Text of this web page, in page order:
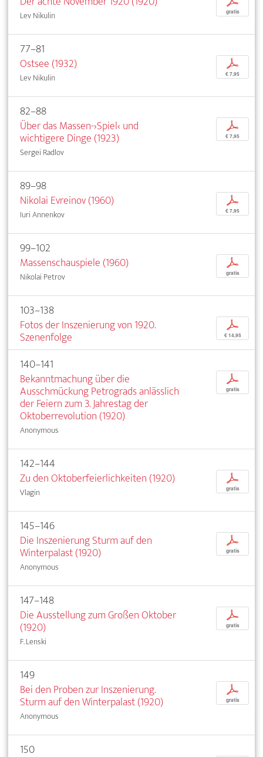
Lev Nikulin gratis
77–81
Ostsee (1932)
Lev Nikulin
p
€ 7,95
82–88
Über das Massen-›Spiel‹ und
wichtigere Dinge (1923)
Sergei Radlov
p
€ 7,95
89–98
Nikolai Evreinov (1960)
Iuri Annenkov
p
€ 7,95
99–102
Massenschauspiele (1960)
Nikolai Petrov
p
gratis
103–138
Fotos der Inszenierung von 1920.
Szenenfolge
p
€ 14,95
140–141
Bekanntmachung über die
Ausschmückung Petrograds anlässlich
der Feiern zum 3. Jahrestag der
Oktoberrevolution (1920)
Anonymous
p
gratis
142–144
Zu den Oktoberfeierlichkeiten (1920)
Vlagin
p
gratis
145–146
Die Inszenierung Sturm auf den
Winterpalast (1920)
Anonymous
p
gratis
147–148
Die Ausstellung zum Großen Oktober
(1920)
F. Lenski
p
gratis
149
Bei den Proben zur Inszenierung.
Sturm auf den Winterpalast (1920)
Anonymous
p
gratis
150